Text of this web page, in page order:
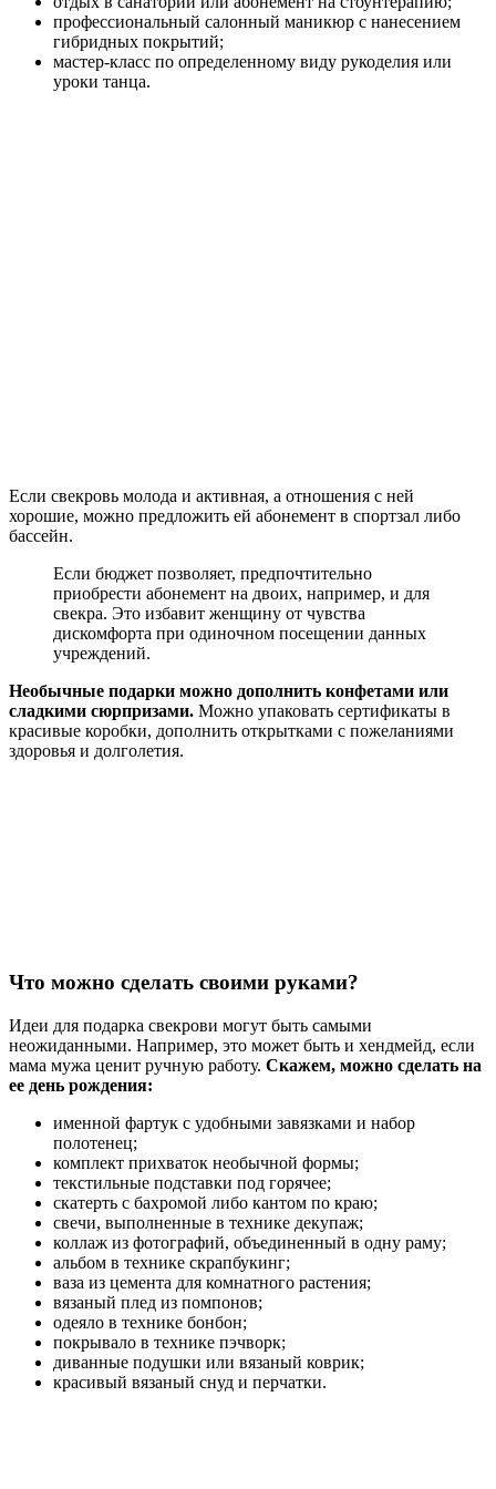
профессиональный салонный маникюр с нанесением
гибридных покрытий;
мастер-класс по определенному виду рукоделия или
уроки танца.
Если свекровь молода и активная, а отношения с ней
хорошие, можно предложить ей абонемент в спортзал либо
бассейн.
Если бюджет позволяет, предпочтительно
приобрести абонемент на двоих, например, и для
свекра. Это избавит женщину от чувства
дискомфорта при одиночном посещении данных
учреждений.
Необычные подарки можно дополнить конфетами или
сладкими сюрпризами. Можно упаковать сертификаты в
красивые коробки, дополнить открытками с пожеланиями
здоровья и долголетия.
Что можно сделать своими руками?
Идеи для подарка свекрови могут быть самыми
неожиданными. Например, это может быть и хендмейд, если
мама мужа ценит ручную работу. Скажем, можно сделать на
ее день рождения:
именной фартук с удобными завязками и набор
полотенец;
комплект прихваток необычной формы;
текстильные подставки под горячее;
скатерть с бахромой либо кантом по краю;
свечи, выполненные в технике декупаж;
коллаж из фотографий, объединенный в одну раму;
альбом в технике скрапбукинг;
ваза из цемента для комнатного растения;
вязаный плед из помпонов;
одеяло в технике бонбон;
покрывало в технике пэчворк;
диванные подушки или вязаный коврик;
красивый вязаный снуд и перчатки.